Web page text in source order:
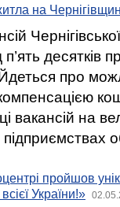
на
десятків
про
вакансій на
пройшов
України!»